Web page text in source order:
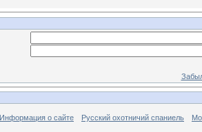
Информация о сайте Русский охотничий спаниель